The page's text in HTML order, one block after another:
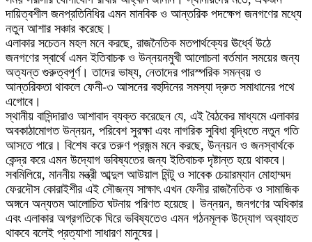
দায়িত্বশীল জনপ্রতিনিধির এমন মানবিক ও আন্তরিক পদক্ষেপ জনগণের মধ্যে
নতুন আশার সঞ্চার করেছে।
এলাকার সচেতন মহল মনে করছে, রাজনৈতিক মতপার্থক্যের ঊর্ধ্বে উঠে
জনগণের স্বার্থে এমন ইতিবাচক ও উন্নয়নমুখী আলোচনা বর্তমান সময়ের জন্য
অত্যন্ত গুরুত্বপূর্ণ। তাদের ভাষ্য, নেতাদের পারস্পরিক সমন্বয় ও
আন্তরিকতা থাকলে ফেনী-৩ আসনের বহুদিনের সমস্যা দ্রুত সমাধানের পথে
এগোবে।
স্থানীয় বাসিন্দারাও আশাবাদ ব্যক্ত করেছেন যে, এই বৈঠকের মাধ্যমে এলাকার
অবকাঠামোগত উন্নয়ন, পরিবেশ সুরক্ষা এবং নাগরিক সুবিধা বৃদ্ধিতে নতুন গতি
আসতে পারে। বিশেষ করে তরুণ প্রজন্ম মনে করছে, উন্নয়ন ও জনস্বার্থকে
কেন্দ্র করে এমন উদ্যোগ ভবিষ্যতের জন্য ইতিবাচক দৃষ্টান্ত হয়ে থাকবে।
সবমিলিয়ে, মাননীয় মন্ত্রী আব্দুল আউয়াল মিন্টু ও সাবেক চেয়ারম্যান মোহাম্মদ
ফেরদৌস কোরাইশীর এই সৌজন্য সাক্ষাৎ এখন ফেনীর রাজনৈতিক ও সামাজিক
অঙ্গনে অন্যতম আলোচিত ঘটনায় পরিণত হয়েছে। উন্নয়ন, জনগণের অধিকার
এবং এলাকার অগ্রগতিকে ঘিরে ভবিষ্যতেও এমন গঠনমূলক উদ্যোগ অব্যাহত
থাকবে বলেই প্রত্যাশা সাধারণ মানুষের।